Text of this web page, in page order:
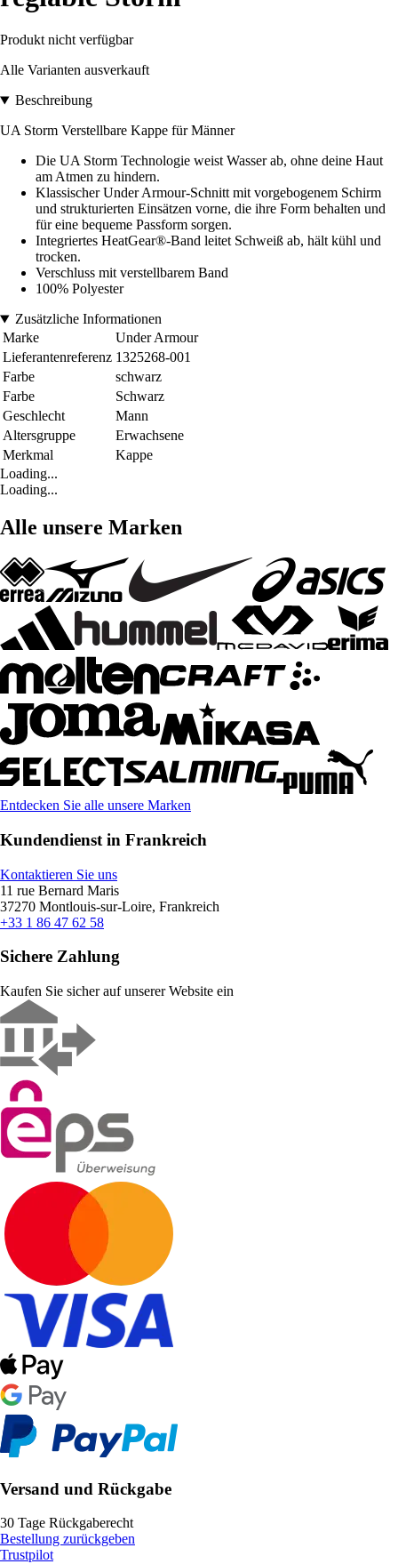
Produkt nicht verfügbar
Alle Varianten ausverkauft
Beschreibung
UA Storm Verstellbare Kappe für Männer
Die UA Storm Technologie weist Wasser ab, ohne deine Haut
am Atmen zu hindern.
Klassischer Under Armour-Schnitt mit vorgebogenem Schirm
und strukturierten Einsätzen vorne, die ihre Form behalten und
für eine bequeme Passform sorgen.
Integriertes HeatGear®-Band leitet Schweiß ab, hält kühl und
trocken.
Verschluss mit verstellbarem Band
100% Polyester
Zusätzliche Informationen
Marke
Under Armour
Lieferantenreferenz 1325268-001
Farbe
schwarz
Farbe
Schwarz
Geschlecht
Mann
Altersgruppe
Erwachsene
Merkmal
Kappe
Loading...
Loading...
Alle unsere Marken
Entdecken Sie alle unsere Marken
Kundendienst in Frankreich
Kontaktieren Sie uns
11 rue Bernard Maris
37270 Montlouis-sur-Loire, Frankreich
+33 1 86 47 62 58
Sichere Zahlung
Kaufen Sie sicher auf unserer Website ein
Versand und Rückgabe
30 Tage Rückgaberecht
Bestellung zurückgeben
Trustpilot